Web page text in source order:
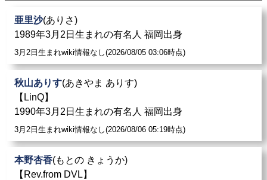
亜里沙(ありさ)
1989年3月2日生まれの有名人 福岡出身
3月2日生まれwiki情報なし(2026/08/05 03:06時点)
秋山ありす(あきやま ありす)
【LinQ】
1990年3月2日生まれの有名人 福岡出身
3月2日生まれwiki情報なし(2026/08/06 05:19時点)
本野杏香(もとの きょうか)
【Rev.from DVL】